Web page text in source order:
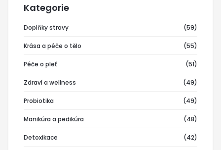
Kategorie
Doplňky stravy (59)
Krása a péče o tělo (55)
Péče o pleť (51)
Zdraví a wellness (49)
Probiotika (49)
Manikúra a pedikúra (48)
Detoxikace (42)